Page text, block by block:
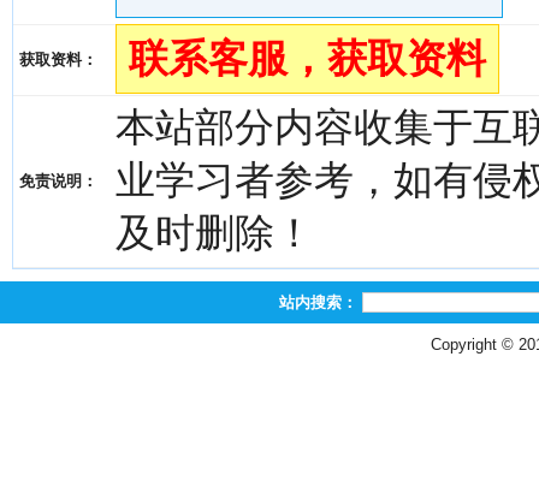
获取资料： 联系客服，获取资料
免责说明：
本站部分内容收集于互
业学习者参考，如有侵
及时删除！
站内搜索：
Copyright ©